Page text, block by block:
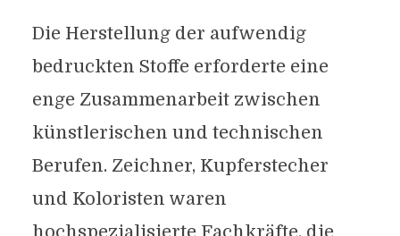
Die Herstellung der aufwendig
bedruckten Stoffe erforderte eine
enge Zusammenarbeit zwischen
künstlerischen und technischen
Berufen. Zeichner, Kupferstecher
und Koloristen waren